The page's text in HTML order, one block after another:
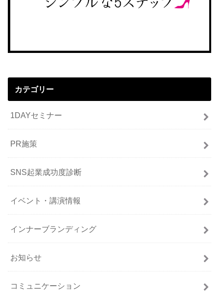
カテゴリー
1DAYセミナー
PR施策
SNS起業成功度診断
イベント・講演情報
インナーブランディング
お知らせ
コミュニケーション